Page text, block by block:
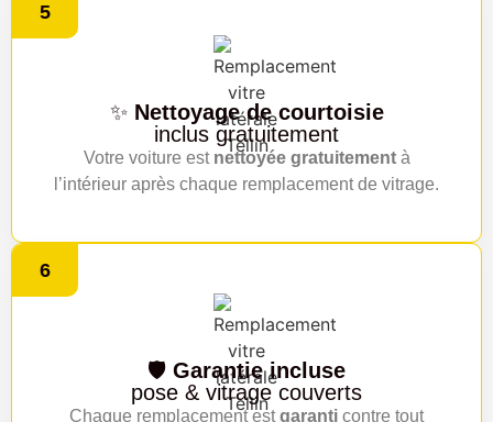
5
✨ Nettoyage de courtoisie
inclus gratuitement
Votre voiture est nettoyée gratuitementà
l’intérieur après chaque remplacement de vitrage.
6
🛡️ Garantie incluse
pose & vitrage couverts
Chaque remplacement estgaranti contre tout